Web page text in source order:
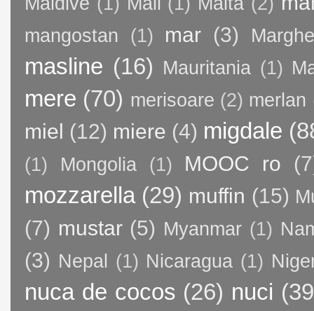
mangostan (1) mar (3)
masline (16) Mauritania (1)
mere (70) merisoare (2) merlan
miel (12) miere (4) migdale
(1) Mongolia (1) MOOC ro
mozzarella (29) muffin (15)
(7) mustar (5) Myanmar (1)
(3) Nepal (1) Nicaragua (1)
nuca de cocos (26) nuci